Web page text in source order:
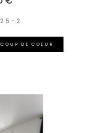
2
COUP DE COEUR